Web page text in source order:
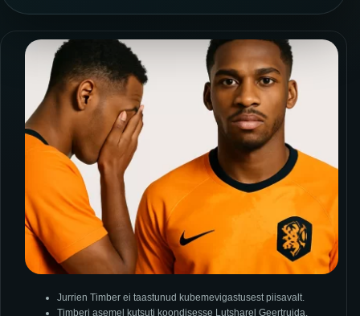
Jurrien Timber ei taastunud kubemevigastusest piisavalt.
Timberi asemel kutsuti koondisesse Lutsharel Geertruida.